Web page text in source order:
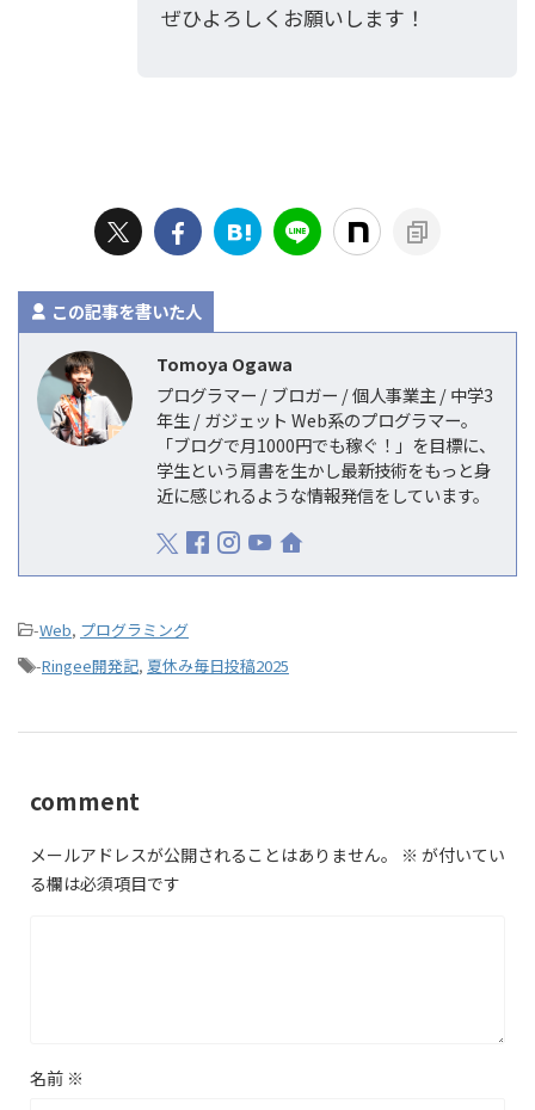
ぜひよろしくお願いします！
この記事を書いた人
Tomoya Ogawa
プログラマー / ブロガー / 個人事業主 / 中学3
年生 / ガジェット Web系のプログラマー。
「ブログで月1000円でも稼ぐ！」を目標に、
学生という肩書を生かし最新技術をもっと身
近に感じれるような情報発信をしています。
-Web, プログラミング
-Ringee開発記, 夏休み毎日投稿2025
comment
メールアドレスが公開されることはありません。 ※ が付いてい
る欄は必須項目です
名前 ※